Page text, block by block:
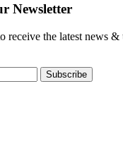
Newsletter
receive the latest news &
Subscribe